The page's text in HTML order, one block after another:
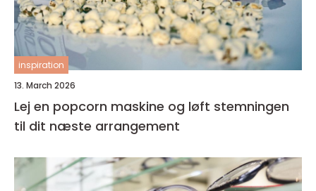
inspiration
13. March 2026
Lej en popcorn maskine og løft stemningen
til dit næste arrangement